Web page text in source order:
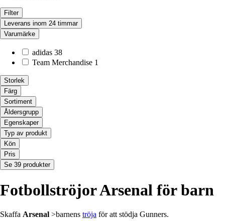
Filter
Leverans inom 24 timmar
Varumärke
adidas 38
Team Merchandise 1
Storlek
Färg
Sortiment
Åldersgrupp
Egenskaper
Typ av produkt
Kön
Pris
Se 39 produkter
Fotbollströjor Arsenal för barn
Skaffa Arsenal >barnens tröja för att stödja Gunners.